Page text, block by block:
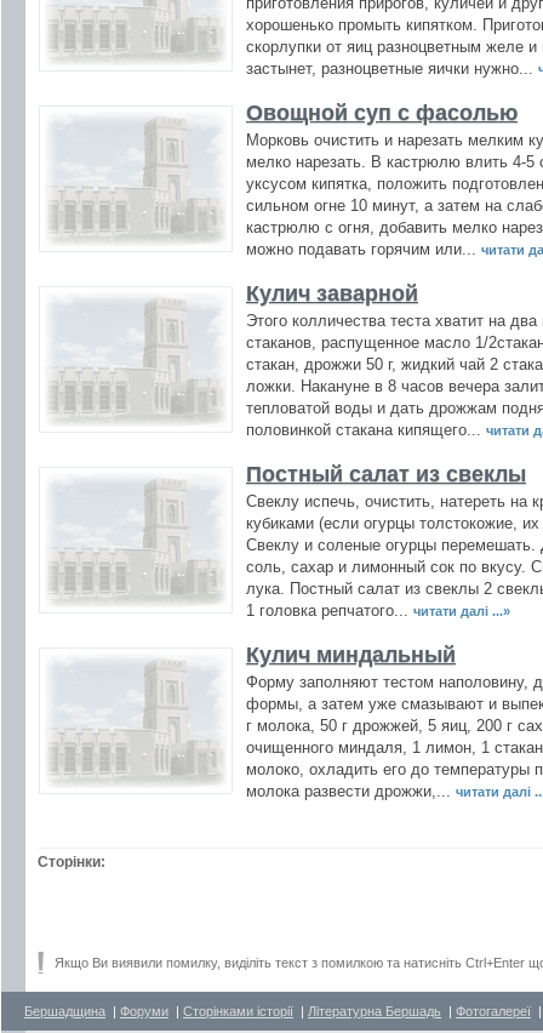
хорошенько промыть кипятком.
скорлупки от яиц разноцветным желе
застынет, разноцветные яички нужно...
Овощной суп с фасолью
Морковь очистить и нарезать мелким
мелко нарезать. В кастрюлю влить 4-5
уксусом кипятка, положить
сильном огне 10 минут, а затем на
кастрюлю с огня, добавить мелко
можно подавать горячим или...
читати
Кулич заварной
Этого колличества теста хватит на
стаканов, распущенное масло 1/
стакан, дрожжи 50 г, жидкий чай 2
ложки. Накануне в 8 часов вечера
тепловатой воды и дать дрожжам
половинкой стакана кипящего...
читати
Постный салат из свеклы
Свеклу испечь, очистить, натереть на
кубиками (если огурцы толстокожие,
Свеклу и соленые огурцы перемешать.
соль, сахар и лимонный сок по вкусу.
лука. Постный салат из свеклы 2
1 головка репчатого...
читати далі ...»
Кулич миндальный
Форму заполняют тестом наполовину,
формы, а затем уже смазывают и
г молока, 50 г дрожжей, 5 яиц, 200 г
очищенного миндаля, 1 лимон, 1
молоко, охладить его до температуры
молока развести дрожжи,...
читати далі
Сторінки:
Якщо Ви виявили помилку, виділіть текст з помилкою та натисніть Ctrl+Enter
Бершадщина | Форуми | Сторінками історії | Літературна Бершадь | Фотогалереї